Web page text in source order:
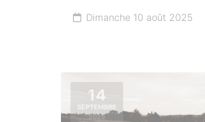
Dimanche 10 août 2025
14
SEPTEMBRE
2025